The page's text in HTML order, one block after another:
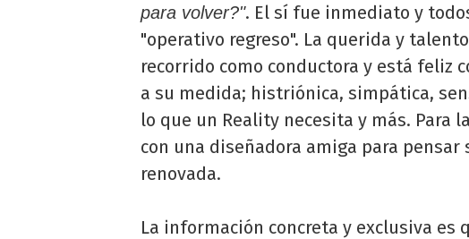
para volver?". El sí fue inmediato y
"operativo regreso". La querida y
recorrido como conductora y está feliz
a su medida; histriónica, simpática,
lo que un Reality necesita y más. Para
con una diseñadora amiga para
renovada.
La información concreta y exclusiva es